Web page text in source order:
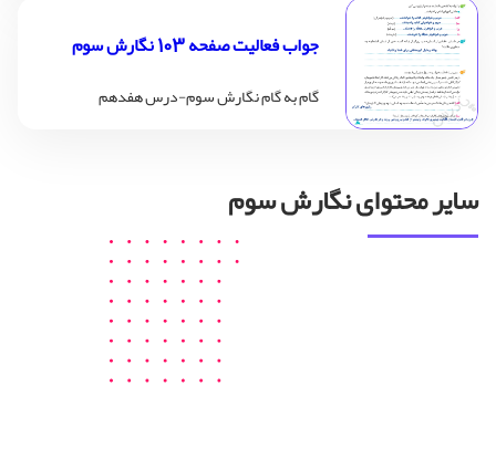
جواب فعالیت صفحه 103 نگارش سوم
گام به گام نگارش سوم-درس هفدهم
سایر محتوای نگارش سوم